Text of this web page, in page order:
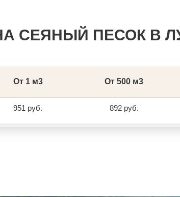
СЕЯНЫЙ ПЕСОК В
От 1 м3 От 500 м3
951 руб. 892 руб.